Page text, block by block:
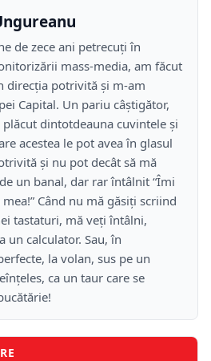
de zece ani petrecuţi în
mass-media, am făcut
direcţia potrivită şi m-am
Capital. Un pariu câştigător,
plăcut dintotdeauna cuvintele şi
acestea le pot avea în glasul
şi nu pot decât să mă
un banal, dar rar întâlnit “Îmi
Când nu mă găsiţi scriind
tastaturi, mă veţi întâlni,
un calculator. Sau, în
la volan, sus pe un
ca un taur care se